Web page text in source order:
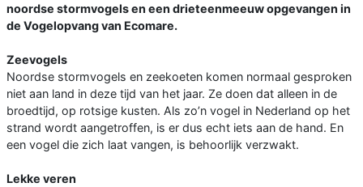
noordse stormvogels en een drieteenmeeuw opgevangen in
de Vogelopvang van Ecomare.
Zeevogels
Noordse stormvogels en zeekoeten komen normaal gesproken
niet aan land in deze tijd van het jaar. Ze doen dat alleen in de
broedtijd, op rotsige kusten. Als zo’n vogel in Nederland op het
strand wordt aangetroffen, is er dus echt iets aan de hand. En
een vogel die zich laat vangen, is behoorlijk verzwakt.
Lekke veren